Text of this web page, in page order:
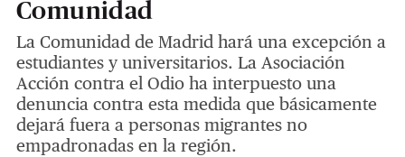
Comunidad
La Comunidad de Madrid hará una excepción a
estudiantes y universitarios. La Asociación
Acción contra el Odio ha interpuesto una
denuncia contra esta medida que básicamente
dejará fuera a personas migrantes no
empadronadas en la región.